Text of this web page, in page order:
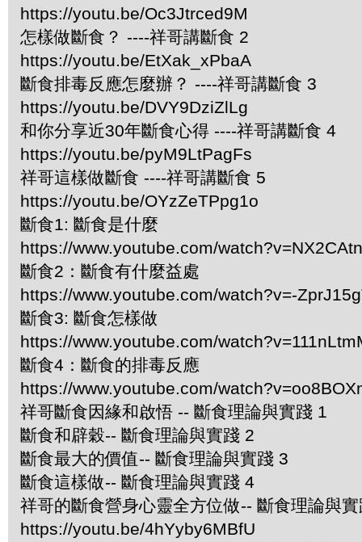
https://youtu.be/Oc3Jtrced9M
怎樣做斷食？ ----祥哥講斷食 2
https://youtu.be/EtXak_xPbaA
斷食排毒反應怎麼辦？ ----祥哥講斷食 3
https://youtu.be/DVY9DziZlLg
和你分享近30年斷食心得 ----祥哥講斷食 4
https://youtu.be/pyM9LtPagFs
祥哥這樣做斷食 ----祥哥講斷食 5
https://youtu.be/OYzZeTPpg1o
斷食1: 斷食是什麼
https://www.youtube.com/
斷食2：斷食有什麼益處
https://www.youtube.com/watch?v=-
斷食3: 斷食怎樣做
https://www.youtube.com/
斷食4：斷食的排毒反應
https://www.youtube.com/
祥哥斷食因緣和啟悟 -- 斷食理論與實踐 1
斷食和辟穀-- 斷食理論與實踐 2
斷食最大的價值-- 斷食理論與實踐 3
斷食這樣做-- 斷食理論與實踐 4
祥哥的斷食營身心靈全方位做-- 斷食理論與
https://youtu.be/4hYyby6MBfU